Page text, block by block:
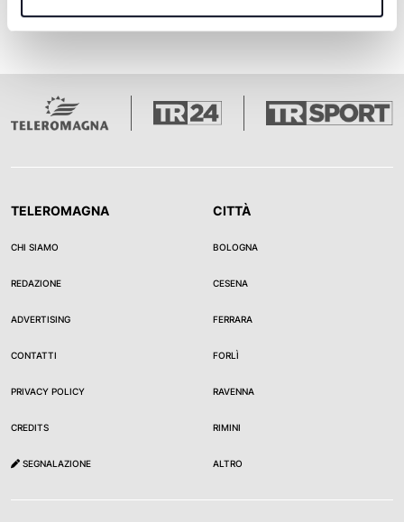
TELEROMAGNA
CHI SIAMO
REDAZIONE
ADVERTISING
CONTATTI
PRIVACY POLICY
CREDITS
SEGNALAZIONE
CITTÀ
BOLOGNA
CESENA
FERRARA
FORLÌ
RAVENNA
RIMINI
ALTRO